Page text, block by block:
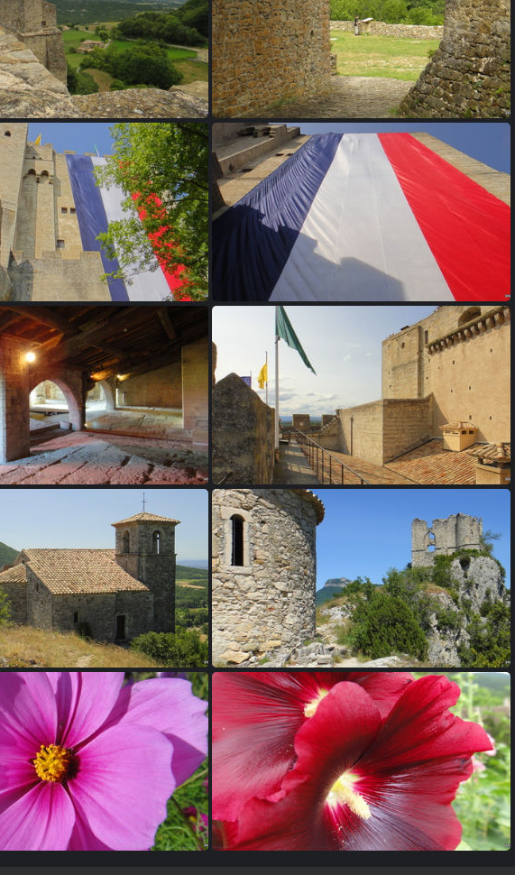
23 - Le Poët-Célard 24 - Le Poët-Célard
27 - Le Poët-Célard 28 - Le Poët-Célard
31 - La tour de Crest 32 - La tour de Crest
35 - La tour de Crest 36 - La tour de Crest
39 - Soillans 40 - Soillans